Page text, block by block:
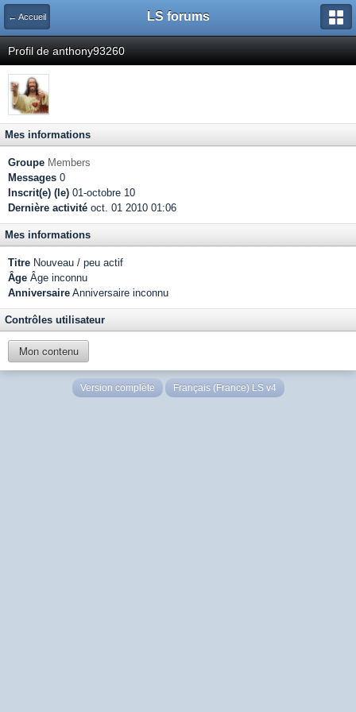
← Accueil LS forums
Profil de anthony93260
Mes informations
Groupe Members
Messages 0
Inscrit(e) (le) 01-octobre 10
Dernière activité oct. 01 2010 01:06
Mes informations
Titre Nouveau / peu actif
Âge Âge inconnu
Anniversaire Anniversaire inconnu
Contrôles utilisateur
Mon contenu
Version complète Français (France) LS v4